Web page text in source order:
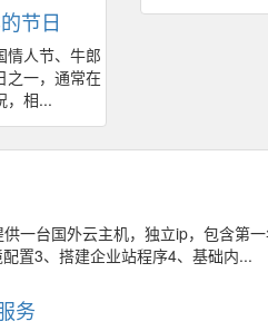
节日
人节、牛郎
之一，通常在
，相...
一台国外云主机，独立ip，包含第
置3、搭建企业站程序4、基础内...
务